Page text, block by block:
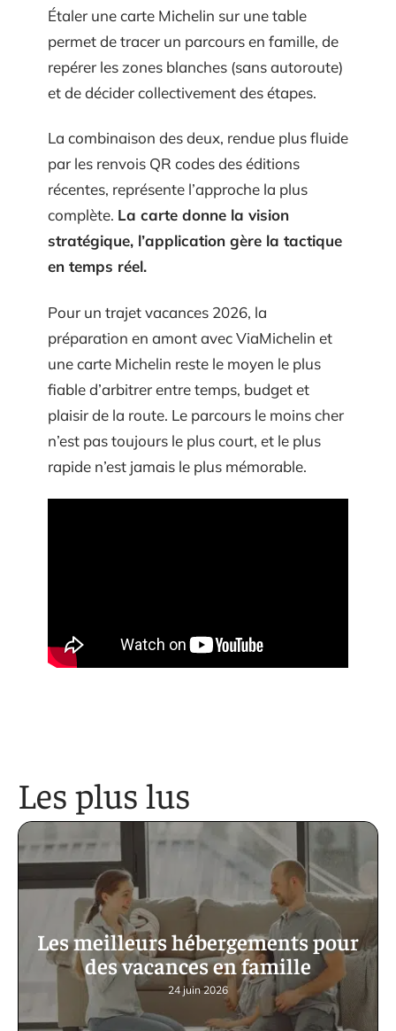
Étaler une carte Michelin sur une table
permet de tracer un parcours en famille, de
repérer les zones blanches (sans autoroute)
et de décider collectivement des étapes.
La combinaison des deux, rendue plus fluide
par les renvois QR codes des éditions
récentes, représente l’approche la plus
complète. La carte donne la vision
stratégique, l’application gère la tactique
en temps réel.
Pour un trajet vacances 2026, la
préparation en amont avec ViaMichelin et
une carte Michelin reste le moyen le plus
fiable d’arbitrer entre temps, budget et
plaisir de la route. Le parcours le moins cher
n’est pas toujours le plus court, et le plus
rapide n’est jamais le plus mémorable.
Les plus lus
Les meilleurs hébergements pour
des vacances en famille
24 juin 2026